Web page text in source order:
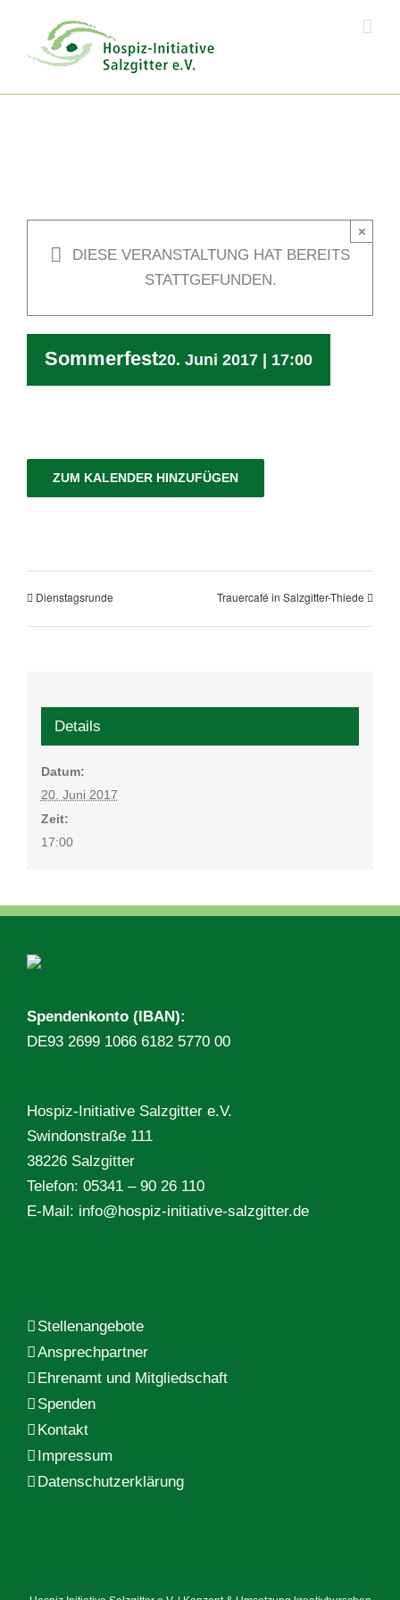
content
DIESE VERANSTALTUNG HAT BEREITS
STATTGEFUNDEN.
×
Sommerfest20. Juni 2017 | 17:00
ZUM KALENDER HINZUFÜGEN
Dienstagsrunde Trauercafé in Salzgitter-Thiede
Details
Datum:
20. Juni 2017
Zeit:
17:00
Spendenkonto (IBAN):
DE93 2699 1066 6182 5770 00
Hospiz-Initiative Salzgitter e.V.
Swindonstraße 111
38226 Salzgitter
Telefon: 05341 – 90 26 110
E-Mail: info@hospiz-initiative-salzgitter.de
Stellenangebote
Ansprechpartner
Ehrenamt und Mitgliedschaft
Spenden
Kontakt
Impressum
Datenschutzerklärung